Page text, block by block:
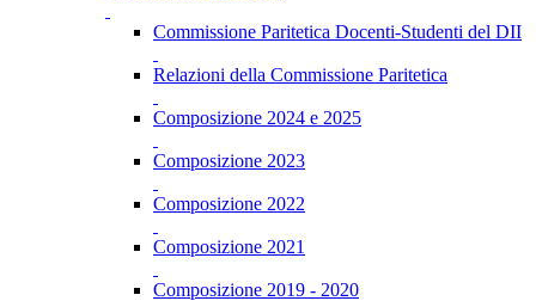
Commissione Paritetica Docenti-Studenti del DII
Relazioni della Commissione Paritetica
Composizione 2024 e 2025
Composizione 2023
Composizione 2022
Composizione 2021
Composizione 2019 - 2020